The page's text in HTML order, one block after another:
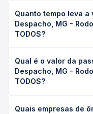
Quanto tempo leva a
Despacho, MG -
TODOS?
para Pompéu, MG -
podendo variar
(convencional,
Qual é o valor da
Despacho, MG -
TODOS?
Rodoviária para
Quais empresas de